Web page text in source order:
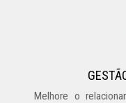
Melhore o